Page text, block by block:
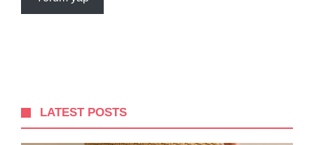
LATEST POSTS